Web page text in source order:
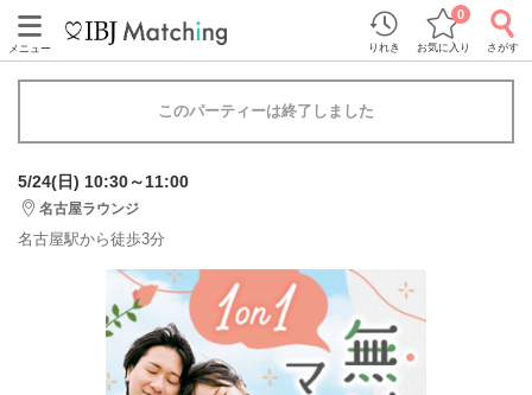
メニュー りれき お気に入り
0
さがす
このパーティーは終了しました
5/24(日) 10:30～11:00
名古屋ラウンジ
名古屋駅から徒歩3分